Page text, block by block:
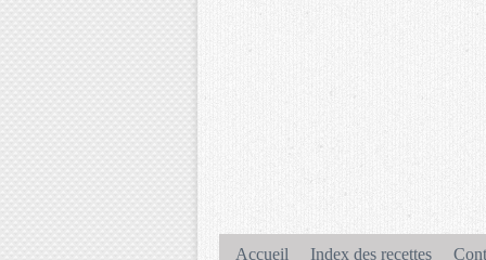
Accueil Index des recettes